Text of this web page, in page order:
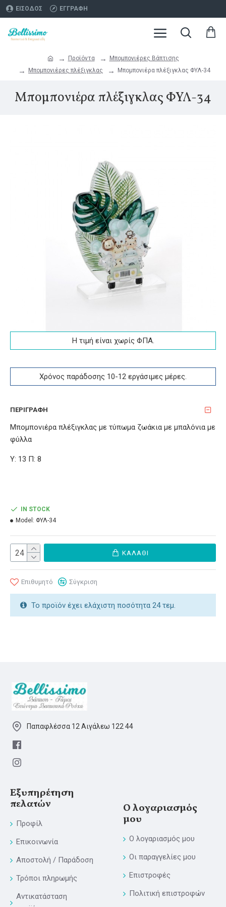
ΕΊΣΟΔΟΣ ΕΓΓΡΑΦΉ
Προϊόντα
Μπομπονιέρες Βάπτισης
Μπομπονιέρες πλέξιγκλας
Μπομπονιέρα πλέξιγκλας ΦΥΛ-34
Μπομπονιέρα πλέξιγκλας ΦΥΛ-34
Η τιμή είναι χωρίς ΦΠA.
Χρόνος παράδοσης 10-12 εργάσιμες μέρες.
ΠΕΡΙΓΡΑΦΉ
Μπομπονιέρα πλέξιγκλας με τύπωμα ζωάκια με μπαλόνια με
φύλλα
Υ: 13 Π: 8
IN STOCK
Model: ΦΥΛ-34
ΚΑΛΆΘΙ
Επιθυμητό Σύγκριση
Το προϊόν έχει ελάχιστη ποσότητα 24 τεμ.
Παπαφλέσσα 12 Αιγάλεω 122 44
Εξυπηρέτηση
πελατών
Προφίλ
Επικοινωνία
Αποστολή / Παράδοση
Τρόποι πληρωμής
Αντικατάσταση
Ο λογαριασμός
μου
Ο λογαριασμός μου
Οι παραγγελίες μου
Επιστροφές
Πολιτική επιστροφών